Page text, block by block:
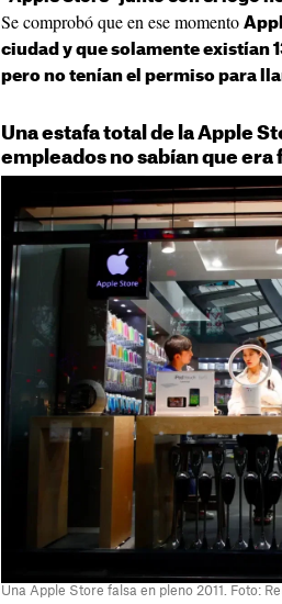
Se comprobó que en ese momento
ciudad y que solamente existían
pero no tenían el permiso para
Una estafa total de la Apple
empleados no sabían que era
Una Apple Store falsa en pleno 2011. Foto: